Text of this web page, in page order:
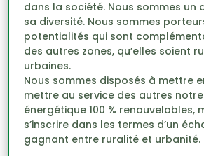
dans la société. Nous sommes un
sa diversité. Nous sommes
potentialités qui sont
des autres zones, qu’elles soient
urbaines.
Nous sommes disposés à mettre
mettre au service des autres
énergétique 100 % renouvelables,
s’inscrire dans les termes d’un
gagnant entre ruralité et urbanité.